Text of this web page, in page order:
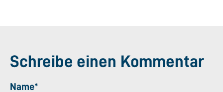
Schreibe einen Kommentar
Name*